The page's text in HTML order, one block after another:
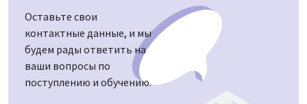
Оставьте свои
контактные данные, и мы
будем рады ответить на
ваши вопросы по
поступлению и обучению.